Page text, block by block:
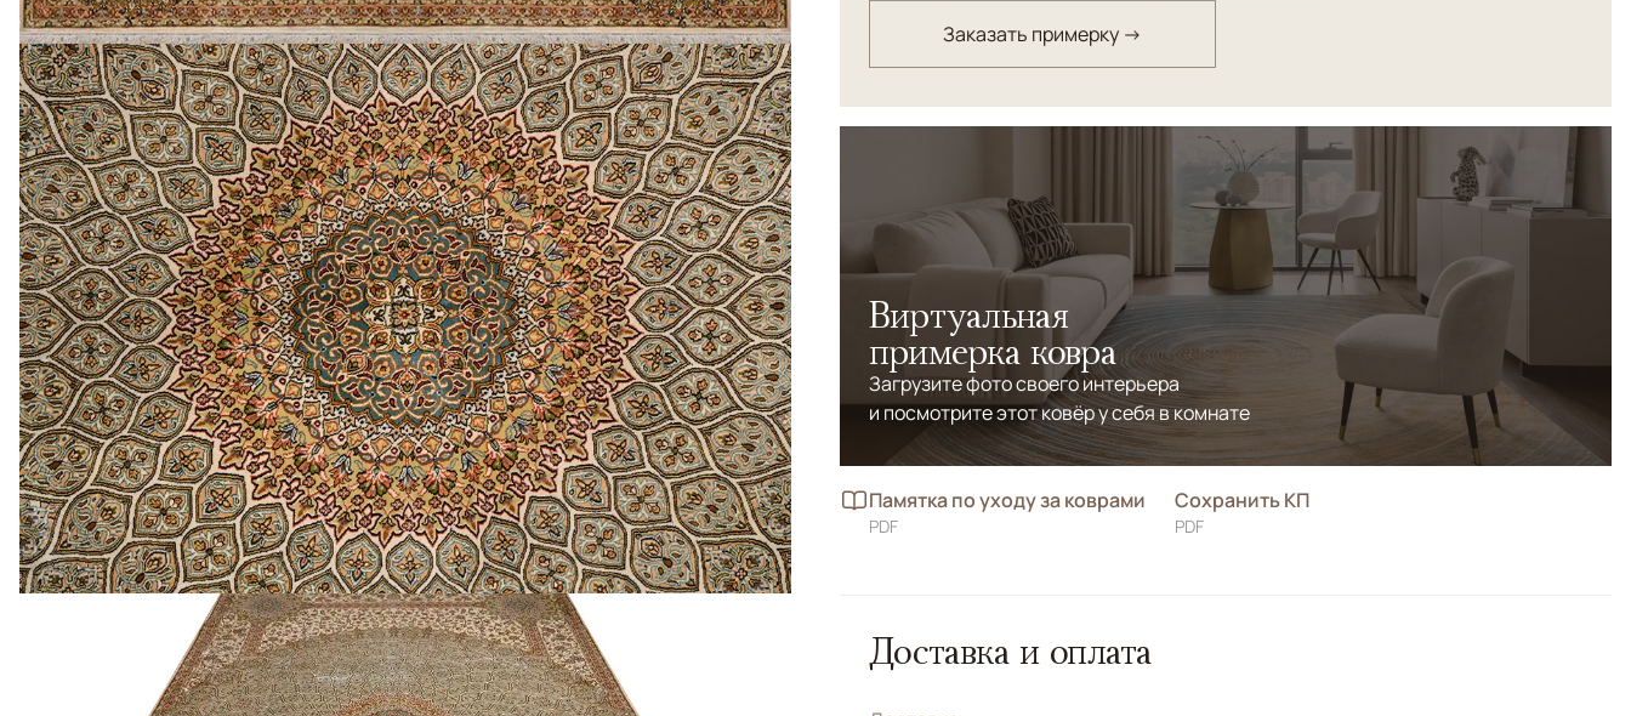
Заказать примерку →
Виртуальная
примерка ковра
Загрузите фото своего интерьера
и посмотрите этот ковёр у себя в комнате
Памятка по уходу за коврами
PDF
Сохранить КП
PDF
Доставка и оплата